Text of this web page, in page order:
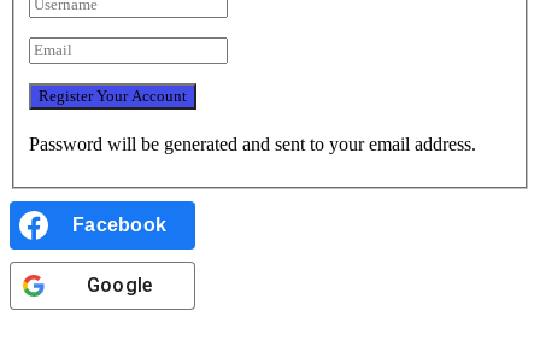
Password will be generated and sent to your email address.
Facebook
Google